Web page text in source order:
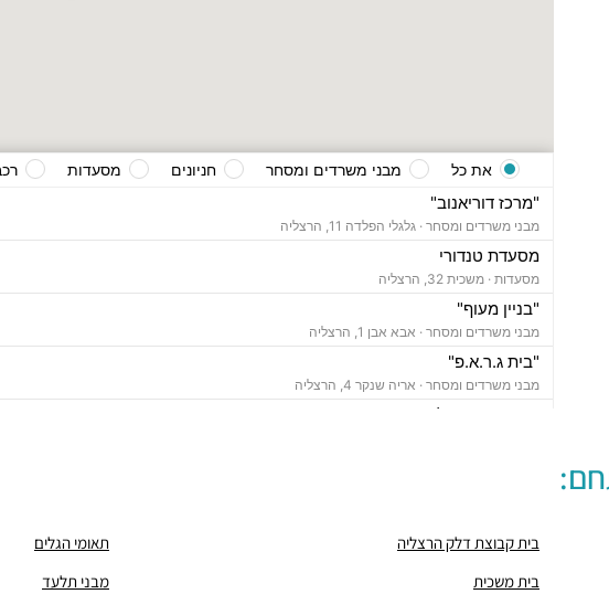
"מרכז דוריאנוב"
מבני משרדים ומסחר · גלגלי הפלדה 11, הרצליה
מסעדת טנדורי
מסעדות · משכית 32, הרצליה
"בניין מעוף"
מבני משרדים ומסחר · אבא אבן 1, הרצליה
"בית ג.ר.א.פ"
מבני משרדים ומסחר · אריה שנקר 4, הרצליה
"בית מור הרצליה"
חניונים ·יד חרוצים 7, הרצליה
חניון אקרשטיין
את כל מבני משרדים ומסחר חניונים מסעדות
בית קבוצת דלק הרצליה
תאומי הגלים
בית משכית
מבני תלעד